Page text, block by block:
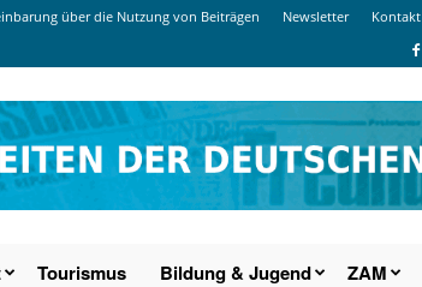
über die Nutzung von Beiträgen Newsletter Kontakt
Tourismus Bildung & Jugend ZAM